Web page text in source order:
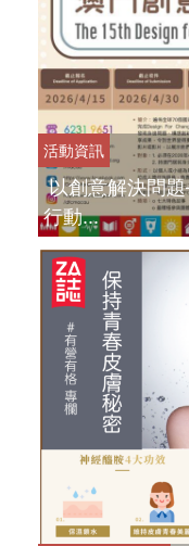
活動資訊
以創意解決問
行動...